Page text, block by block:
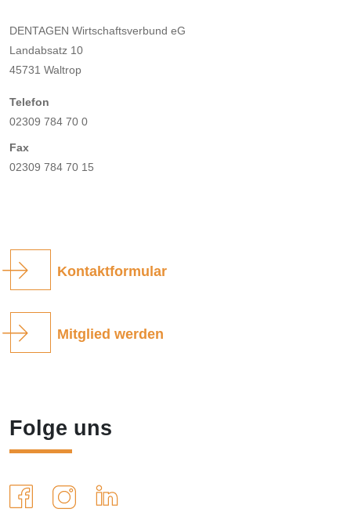
DENTAGEN Wirtschaftsverbund eG
Landabsatz 10
45731 Waltrop
Telefon
02309 784 70 0
Fax
02309 784 70 15
Kontaktformular
Mitglied werden
Folge uns